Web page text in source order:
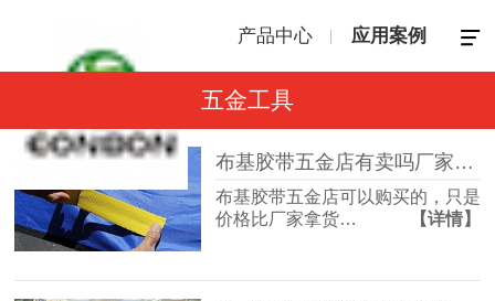
产品中心 应用案例
五金工具
布基胶带五金店有卖吗厂家直销批发拿货更划算【昆山玉寰】
布基胶带五金店可以购买的，只是
价格比厂家拿货…
【详情】